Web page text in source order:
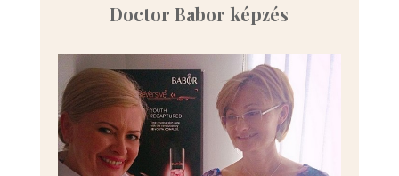
Doctor Babor képzés